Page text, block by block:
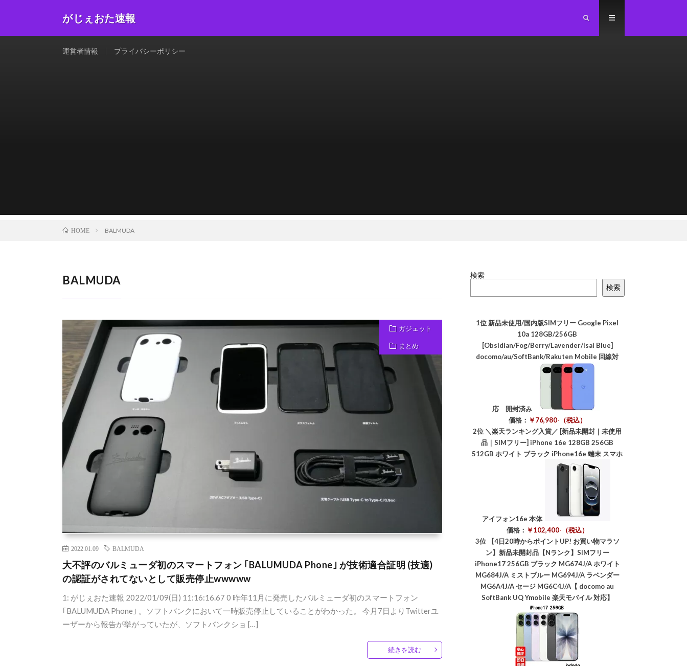
がじぇおた速報
運営者情報 プライバシーポリシー
HOME BALMUDA
BALMUDA
ガジェット
まとめ
2022.01.09 BALMUDA
大不評のバルミューダ初のスマートフォン ｢BALUMUDA Phone｣ が技術適合証明 (技適)
の認証がされてないとして販売停止wwwww
1: がじぇおた速報 2022/01/09(日) 11:16:16.67 0 昨年11月に発売したバルミューダ初のスマートフォン
｢BALUMUDA Phone｣ 。ソフトバンクにおいて一時販売停止していることがわかった。 今月7日よりTwitterユ
ーザーから報告が挙がっていたが、ソフトバンクショ […]
続きを読む
検索
検索
1位 新品未使用/国内版SIMフリー Google Pixel
10a 128GB/256GB
[Obsidian/Fog/Berry/Lavender/Isai Blue]
docomo/au/SoftBank/Rakuten Mobile 回線対
応 開封済み
価格： ￥76,980-（税込）
2位 ＼楽天ランキング入賞／ [新品未開封｜未使用
品｜SIMフリー] iPhone 16e 128GB 256GB
512GB ホワイト ブラック iPhone16e 端末 スマホ
アイフォン16e 本体
価格： ￥102,400-（税込）
3位
【4日20時からポイントUP! お買い物マラソ
ン】新品未開封品【Nランク】SIMフリー
iPhone17 256GB ブラック MG674J/A ホワイト
MG684J/A ミストブルー MG694J/A ラベンダー
MG6A4J/A セージ MG6C4J/A【 docomo au
SoftBank UQ Ymobile 楽天モバイル 対応】